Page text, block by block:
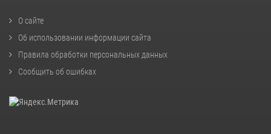
О сайте
Об использовании информации сайта
Правила обработки персональных данных
Сообщить об ошибках